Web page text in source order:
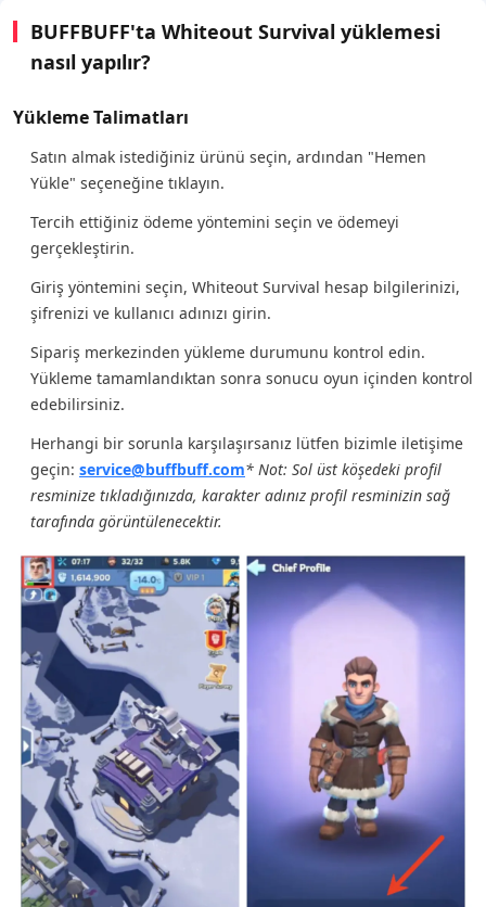
BUFFBUFF'ta Whiteout Survival yüklemesi
nasıl yapılır?
Yükleme Talimatları
Satın almak istediğiniz ürünü seçin, ardından "Hemen
Yükle" seçeneğine tıklayın.
Tercih ettiğiniz ödeme yöntemini seçin ve ödemeyi
gerçekleştirin.
Giriş yöntemini seçin, Whiteout Survival hesap bilgilerinizi,
şifrenizi ve kullanıcı adınızı girin.
Sipariş merkezinden yükleme durumunu kontrol edin.
Yükleme tamamlandıktan sonra sonucu oyun içinden kontrol
edebilirsiniz.
Herhangi bir sorunla karşılaşırsanız lütfen bizimle iletişime
geçin: service@buffbuff.com* Not: Sol üst köşedeki profil
resminize tıkladığınızda, karakter adınız profil resminizin sağ
tarafında görüntülenecektir.